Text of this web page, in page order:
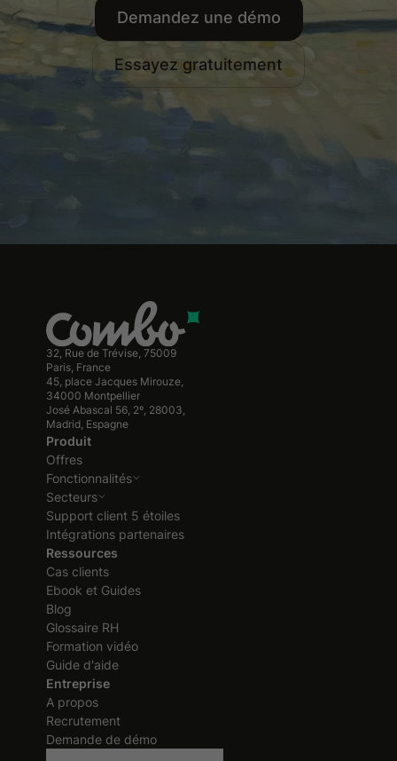
Demandez une démo
Essayez gratuitement
32, Rue de Trévise, 75009
Paris, France
45, place Jacques Mirouze,
34000 Montpellier
José Abascal 56, 2º, 28003,
Madrid, Espagne
Produit
Offres
Fonctionnalités
Secteurs
Support client 5 étoiles
Intégrations partenaires
Ressources
Cas clients
Ebook et Guides
Blog
Glossaire RH
Formation vidéo
Guide d'aide
Entreprise
A propos
Recrutement
Demande de démo